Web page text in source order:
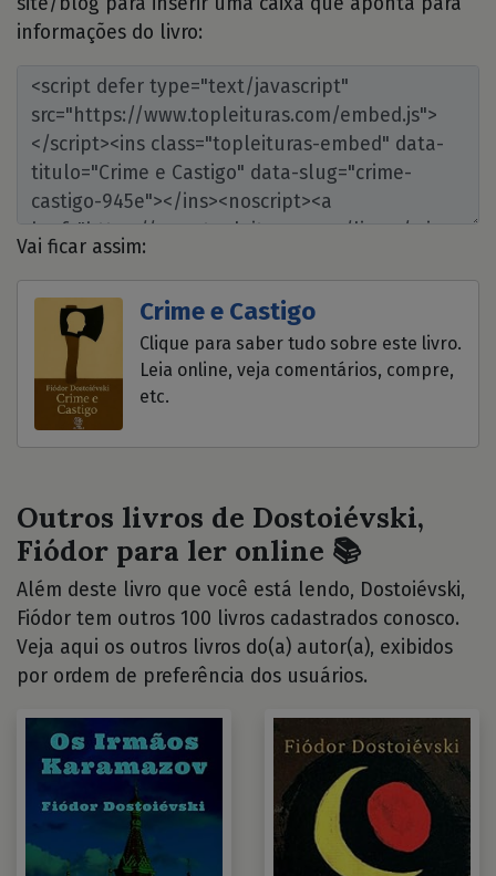
informações do livro:
Vai ficar assim:
Crime e Castigo
Clique para saber tudo sobre este livro.
Leia online, veja comentários, compre,
etc.
Outros livros de Dostoiévski,
Fiódor para ler online 📚
Além deste livro que você está lendo, Dostoiévski,
Fiódor tem outros 100 livros cadastrados conosco.
Veja aqui os outros livros do(a) autor(a), exibidos
por ordem de preferência dos usuários.